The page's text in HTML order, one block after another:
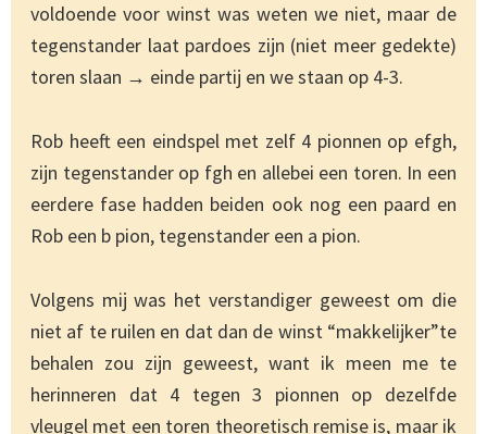
voldoende voor winst was weten we niet, maar de
tegenstander laat pardoes zijn (niet meer gedekte)
toren slaan → einde partij en we staan op 4-3.
Rob heeft een eindspel met zelf 4 pionnen op efgh,
zijn tegenstander op fgh en allebei een toren. In een
eerdere fase hadden beiden ook nog een paard en
Rob een b pion, tegenstander een a pion.
Volgens mij was het verstandiger geweest om die
niet af te ruilen en dat dan de winst “makkelijker”te
behalen zou zijn geweest, want ik meen me te
herinneren dat 4 tegen 3 pionnen op dezelfde
vleugel met een toren theoretisch remise is, maar ik